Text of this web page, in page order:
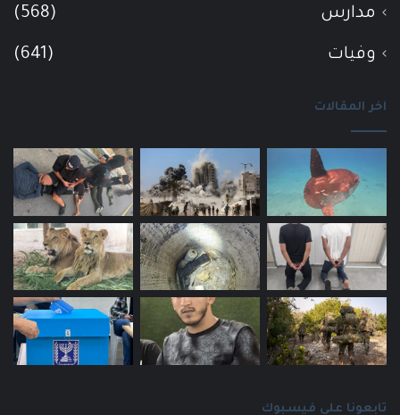
مدارس (568)
وفيات (641)
اخر المقالات
تابعونا على فيسبوك